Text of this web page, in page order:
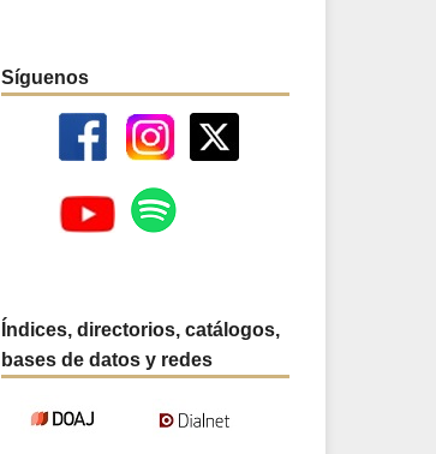
Síguenos
Índices, directorios, catálogos,
bases de datos y redes